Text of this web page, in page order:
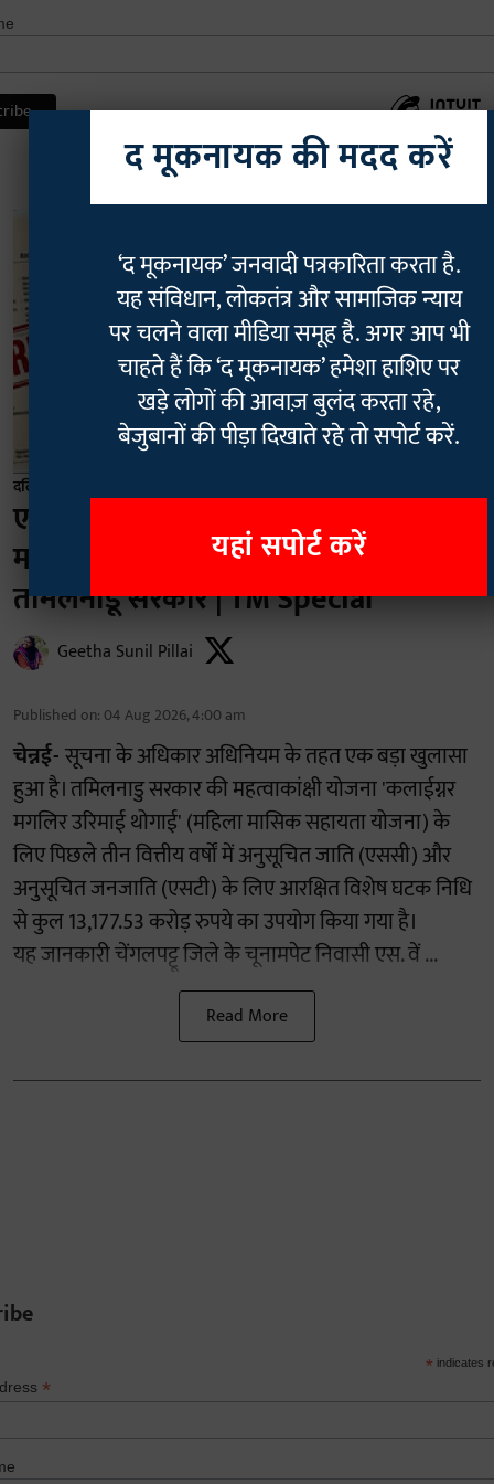
दलित
एससी-एसटी कोष के 13,177 करोड़ रुपये
महिला योजना में डायवर्ट, सवालों के घेरे में
तमिलनाडू सरकार | TM Special
Geetha Sunil Pillai
Published on: 04 Aug 2026, 4:00 am
चेन्नई-सूचना के अधिकार अधिनियम के तहत एक बड़ा खुलासा
हुआ है। तमिलनाडु सरकार की महत्वाकांक्षी योजना 'कलाईग्नर
मगलिर उरिमाई थोगाई' (महिला मासिक सहायता योजना) के
लिए पिछले तीन वित्तीय वर्षों में अनुसूचित जाति (एससी) और
अनुसूचित जनजाति (एसटी) के लिए आरक्षित विशेष घटक निधि
से कुल 13,177.53 करोड़ रुपये का उपयोग किया गया है।
यह जानकारी चेंगलपट्टू जिले के चूनामपेट निवासी एस. वें ...
Read More
* indicates
*
द मूकनायक की मदद करें
‘द मूकनायक’ जनवादी पत्रकारिता करता है.
यह संविधान, लोकतंत्र और सामाजिक न्याय
पर चलने वाला मीडिया समूह है. अगर आप भी
चाहते हैं कि ‘द मूकनायक’ हमेशा हाशिए पर
खड़े लोगों की आवाज़ बुलंद करता रहे,
बेजुबानों की पीड़ा दिखाते रहे तो सपोर्ट करें.
यहां सपोर्ट करें